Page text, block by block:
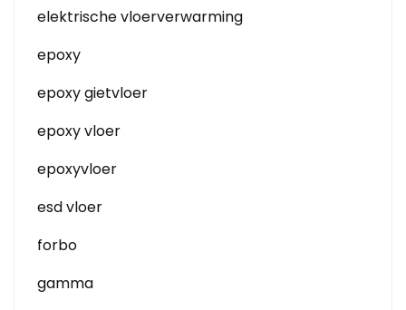
elektrische vloerverwarming
epoxy
epoxy gietvloer
epoxy vloer
epoxyvloer
esd vloer
forbo
gamma